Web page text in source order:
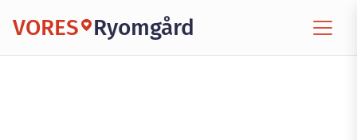
VORES Ryomgård